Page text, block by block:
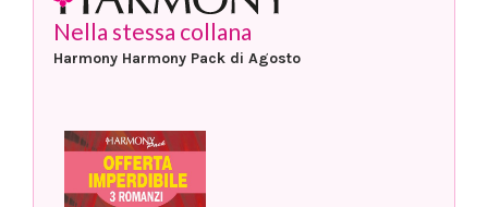
Nella stessa collana
Harmony Harmony Pack di Agosto